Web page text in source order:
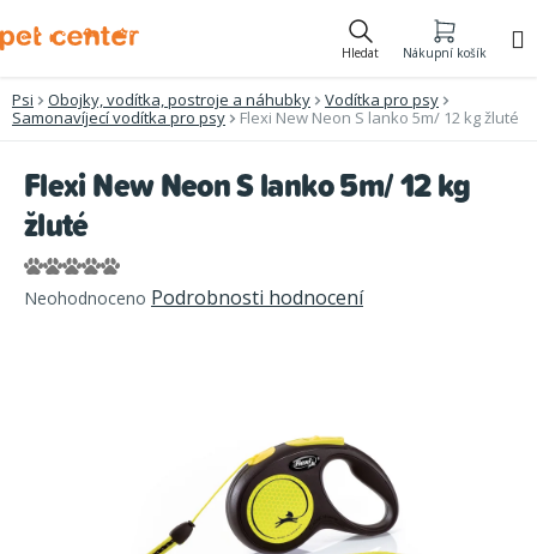
na
Hledat Nákupní košík
Psi Obojky, vodítka, postroje a náhubky
Vodítka pro psy
Samonavíjecí vodítka pro psy
Flexi New Neon S lanko 5m/ 12 kg žluté
Flexi New Neon S lanko 5m/ 12 kg
žluté
Průměrné
hodnocení
Neohodnoceno Podrobnosti hodnocení